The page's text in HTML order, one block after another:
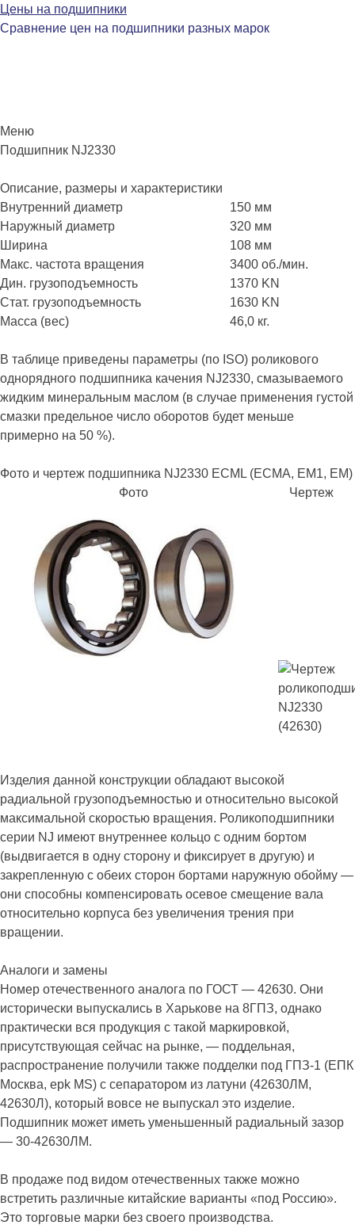
Цены на подшипники
Сравнение цен на подшипники разных марок
Меню
Перейти
содержимому
Подшипник NJ2330
Описание, размеры и характеристики
Внутренний диаметр
150 мм
Наружный диаметр
320 мм
Ширина
108 мм
Макс. частота вращения
3400 об./мин.
Дин. грузоподъемность
1370 KN
Стат. грузоподъемность
1630 KN
Масса (вес)
46,0 кг.
В таблице приведены параметры (по ISO) роликового
однорядного подшипника качения NJ2330, смазываемого
жидким минеральным маслом (в случае применения густой
смазки предельное число оборотов будет меньше
примерно на 50 %).
Фото и чертеж подшипника NJ2330 ECML (ECMA, EM1, EM)
Фото
Чертеж
Изделия данной конструкции обладают высокой
радиальной грузоподъемностью и относительно высокой
максимальной скоростью вращения. Роликоподшипники
серии NJ имеют внутреннее кольцо с одним бортом
(выдвигается в одну сторону и фиксирует в другую) и
закрепленную с обеих сторон бортами наружную обойму —
они способны компенсировать осевое смещение вала
относительно корпуса без увеличения трения при
вращении.
Аналоги и замены
Номер отечественного аналога по ГОСТ — 42630. Они
исторически выпускались в Харькове на 8ГПЗ, однако
практически вся продукция с такой маркировкой,
присутствующая сейчас на рынке, — поддельная,
распространение получили также подделки под ГПЗ-1 (ЕПК
Москва, epk MS) с сепаратором из латуни (42630ЛМ,
42630Л), который вовсе не выпускал это изделие.
Подшипник может иметь уменьшенный радиальный зазор
— 30-42630ЛМ.
В продаже под видом отечественных также можно
встретить различные китайские варианты «под Россию».
Это торговые марки без своего производства.